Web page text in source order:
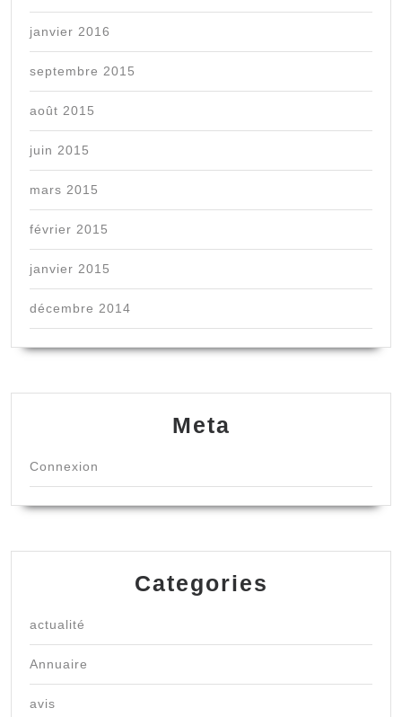
janvier 2016
septembre 2015
août 2015
juin 2015
mars 2015
février 2015
janvier 2015
décembre 2014
Meta
Connexion
Categories
actualité
Annuaire
avis